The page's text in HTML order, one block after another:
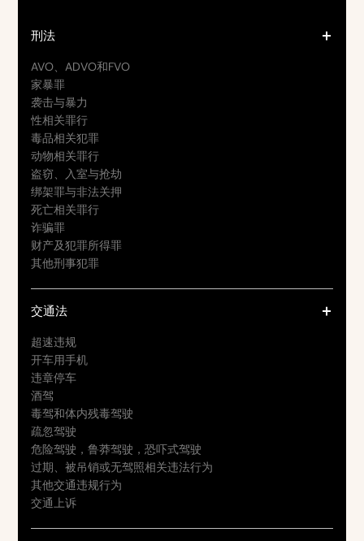
刑法
AVO、ADVO和FVO
家暴罪
袭击与暴力
性相关罪行
毒品相关犯罪
动物相关罪行
盗窃、入室与抢劫
绑架罪与非法关押
死亡相关罪行
诈骗罪
财产及犯罪所得罪
其他刑事犯罪
交通法
超速违规
开车用手机
违章停车
酒驾
毒驾和体内残毒驾驶
疏忽驾驶
危险驾驶，鲁莽驾驶，恐吓式驾驶
过期、被吊销或无驾照相关违法行为
其他交通违规行为
交通上诉